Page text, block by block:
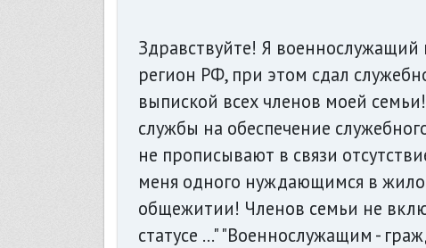
Здравствуйте! Я военнослужащий
регион РФ, при этом сдал
выпиской всех членов моей
службы на обеспечение
не прописывают в связи
меня одного нуждающимся в
общежитии! Членов семьи не
статусе ..." "Военнослужащим -